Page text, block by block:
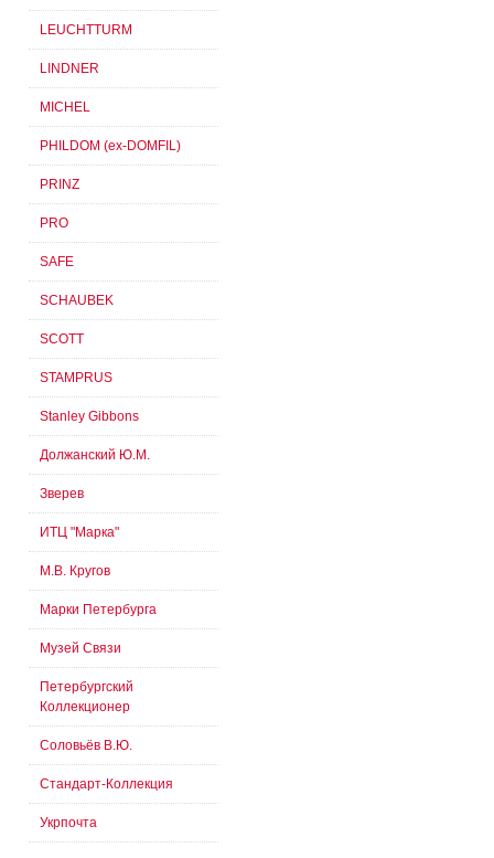
LEUCHTTURM
LINDNER
MICHEL
PHILDOM (ex-DOMFIL)
PRINZ
PRO
SAFE
SCHAUBEK
SCOTT
STAMPRUS
Stanley Gibbons
Должанский Ю.М.
Зверев
ИТЦ "Марка"
М.В. Кругов
Марки Петербурга
Музей Связи
Петербургский
Коллекционер
Соловьёв В.Ю.
Стандарт-Коллекция
Укрпочта